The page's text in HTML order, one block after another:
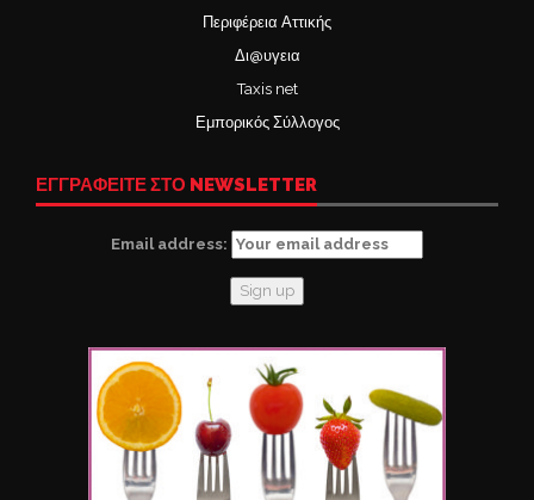
Περιφέρεια Αττικής
Δι@υγεια
Taxis net
Εμπορικός Σύλλογος
ΕΓΓΡΑΦΕΙΤΕ ΣΤΟ NEWSLETTER
Email address: